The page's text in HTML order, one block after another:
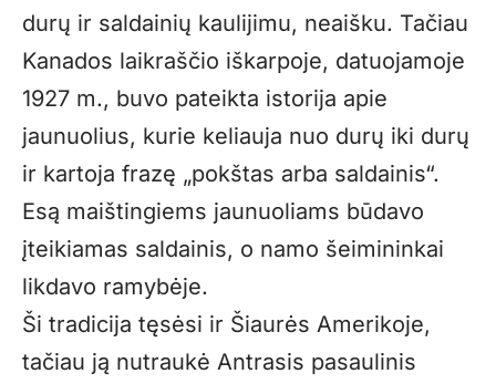
durų ir saldainių kaulijimu, neaišku. Tačiau
Kanados laikraščio iškarpoje, datuojamoje
1927 m., buvo pateikta istorija apie
jaunuolius, kurie keliauja nuo durų iki durų
ir kartoja frazę „pokštas arba saldainis“.
Esą maištingiems jaunuoliams būdavo
įteikiamas saldainis, o namo šeimininkai
likdavo ramybėje.
Ši tradicija tęsėsi ir Šiaurės Amerikoje,
tačiau ją nutraukė Antrasis pasaulinis